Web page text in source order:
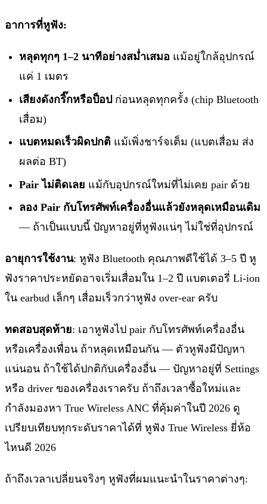
อาการที่หูฟัง:
หลุดทุกๆ 1–2 นาทีอย่างสม่ำเสมอ แม้อยู่ใกล้อุปกรณ์
แค่ 1 เมตร
เสียงดังกริ๊กหรือป็อป ก่อนหลุดทุกครั้ง (chip Bluetooth
เสื่อม)
แบตหมดเร็วผิดปกติ แม้เพิ่งชาร์จเต็ม (แบตเสื่อม ส่ง
ผลต่อ BT)
Pair ไม่ติดเลย แม้กับอุปกรณ์ใหม่ที่ไม่เคย pair ด้วย
ลอง Pair กับโทรศัพท์เครื่องอื่นแล้วยังหลุดเหมือนเดิม
— ถ้าเป็นแบบนี้ ปัญหาอยู่ที่หูฟังแน่ๆ ไม่ใช่ที่อุปกรณ์
อายุการใช้งาน: หูฟัง Bluetooth คุณภาพดีใช้ได้ 3–5 ปี หู
ฟังราคาประหยัดอาจเริ่มเสื่อมใน 1–2 ปี แบตเตอรี่ Li-ion
ใน earbud เล็กๆ เสื่อมเร็วกว่าหูฟัง over-ear ครับ
ทดสอบสุดท้าย: เอาหูฟังไป pair กับโทรศัพท์เครื่องอื่น
หรือเครื่องเพื่อน ถ้าหลุดเหมือนกัน — ตัวหูฟังมีปัญหา
แน่นอน ถ้าใช้ได้ปกติกับเครื่องอื่น — ปัญหาอยู่ที่ Settings
หรือ driver ของเครื่องเราครับ ถ้าถึงเวลาซื้อใหม่และ
กำลังมองหา True Wireless ANC ที่คุ้มค่าในปี 2026 ดู
เปรียบเทียบทุกระดับราคาได้ที่ หูฟัง True Wireless ยี่ห้อ
ไหนดี 2026
ถ้าถึงเวลาเปลี่ยนจริงๆ หูฟังที่ผมแนะนำในราคาต่างๆ: